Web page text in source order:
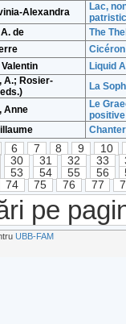
Alexandra
Lac,
de The
Cicéron
Liquid
A.; Rosier-
La
Anne
Le
positive
6 7 8 9
10
30 31 32 33
53 54 55 56
74 75 76 77
pe
UBB-FAM